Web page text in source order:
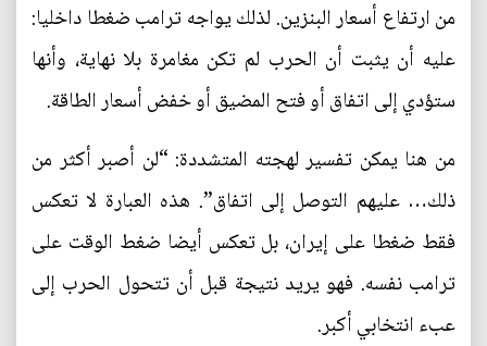
من ارتفاع أسعار البنزين. لذلك يواجه ترامب ضغطا داخليا:
عليه أن يثبت أن الحرب لم تكن مغامرة بلا نهاية، وأنها
ستؤدي إلى اتفاق أو فتح المضيق أو خفض أسعار الطاقة.
من هنا يمكن تفسير لهجته المتشددة: “لن أصبر أكثر من
ذلك… عليهم التوصل إلى اتفاق”. هذه العبارة لا تعكس
فقط ضغطا على إيران، بل تعكس أيضا ضغط الوقت على
ترامب نفسه. فهو يريد نتيجة قبل أن تتحول الحرب إلى
عبء انتخابي أكبر.